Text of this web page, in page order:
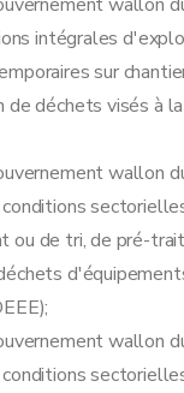
intégrales
sur
déchets visés à
wallon
ou de tri, de pré-
wallon